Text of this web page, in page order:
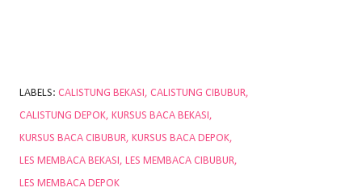
LABELS: CALISTUNG BEKASI
CALISTUNG CIBUBUR
CALISTUNG DEPOK KURSUS BACA BEKASI
KURSUS BACA CIBUBUR KURSUS BACA DEPOK
LES MEMBACA BEKASI
LES MEMBACA CIBUBUR
LES MEMBACA DEPOK